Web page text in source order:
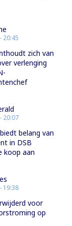
20:45
zich van
verlenging
20:07
belang van
in DSB
koop aan
19:38
voor
op